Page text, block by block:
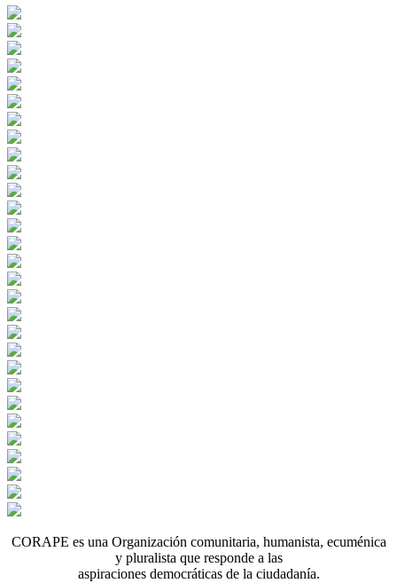
CORAPE es una Organización comunitaria, humanista, ecuménica
y pluralista que responde a las
aspiraciones democráticas de la ciudadanía.